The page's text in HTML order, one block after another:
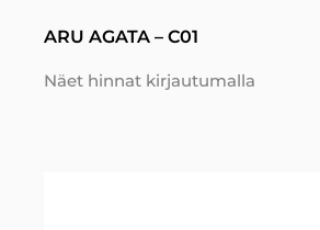
ARU AGATA – C01
Näet hinnat kirjautumalla